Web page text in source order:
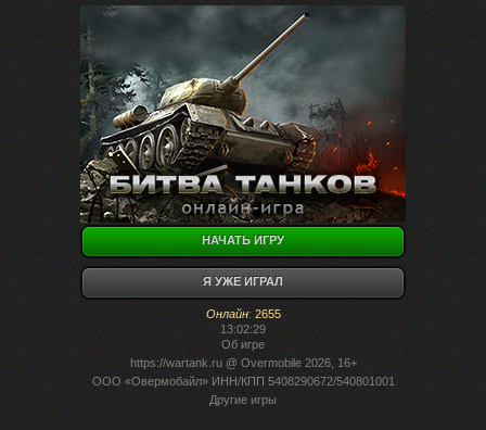
НАЧАТЬ ИГРУ
Я УЖЕ ИГРАЛ
Онлайн: 2655
13:02:29
Об игре
https://wartank.ru@ Overmobile 2026, 16+
ООО «Овермобайл» ИНН/КПП 5408290672/540801001
Другие игры